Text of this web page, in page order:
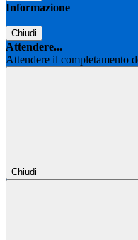
Informazione
Chiudi
Attendere...
Attendere il completamento
Chiudi